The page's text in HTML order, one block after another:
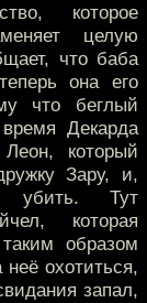
которое
целую
что баба
она его
что беглый
Декарда
который
Зару, и,
убить. Тут
которая
образом
охотиться,
запал,